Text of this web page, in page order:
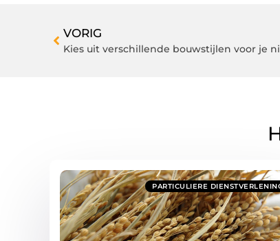
VORIG
Kies uit verschillende bouwstijlen voor je
PARTICULIERE